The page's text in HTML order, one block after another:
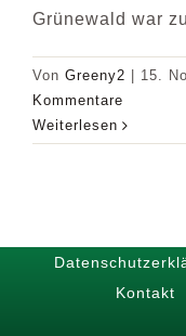
Grünewald war
Von Greeny2 15.
Kommentare
Weiterlesen
Kontakt